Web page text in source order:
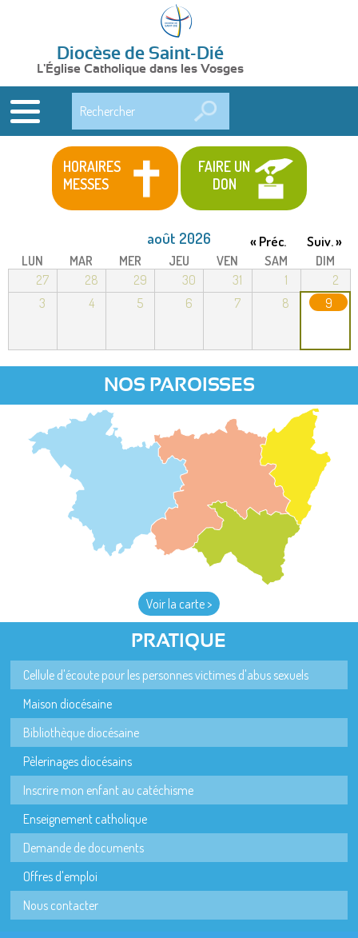
Diocèse de Saint-Dié
L'Église Catholique dans les Vosges
HORAIRES
MESSES
FAIRE UN
DON
août 2026 « Préc. Suiv. »
LUN MAR MER JEU VEN SAM
DIM
27
28 29 30 31 1
2
3
4 5 6 7 8 9
NOS PAROISSES
Voir la carte >
PRATIQUE
Cellule d'écoute pour les personnes victimes d'abus sexuels
Maison diocésaine
Bibliothèque diocésaine
Pèlerinages diocésains
Inscrire mon enfant au catéchisme
Enseignement catholique
Demande de documents
Offres d'emploi
Nous contacter